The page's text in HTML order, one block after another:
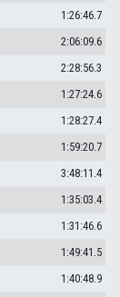
1:26:46.7
2:06:09.6
2:28:56.3
1:27:24.6
1:28:27.4
1:59:20.7
3:48:11.4
1:35:03.4
1:31:46.6
1:49:41.5
1:40:48.9